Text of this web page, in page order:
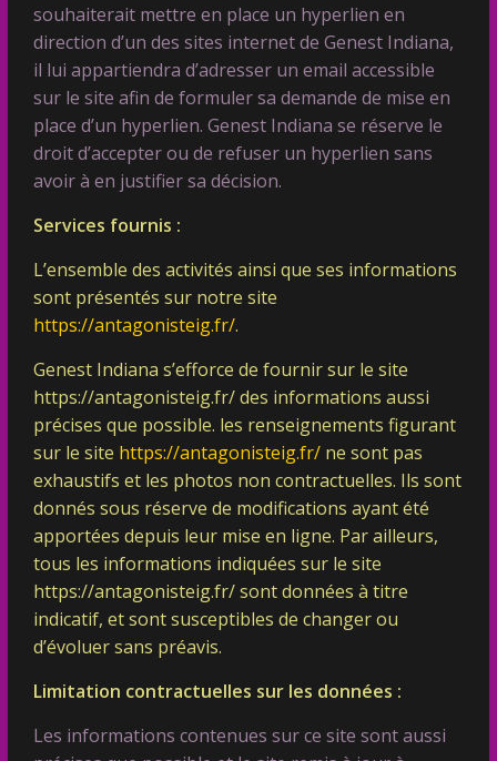
souhaiterait mettre en place un hyperlien en
direction d’un des sites internet de Genest Indiana,
il lui appartiendra d’adresser un email accessible
sur le site afin de formuler sa demande de mise en
place d’un hyperlien. Genest Indiana se réserve le
droit d’accepter ou de refuser un hyperlien sans
avoir à en justifier sa décision.
Services fournis :
L’ensemble des activités ainsi que ses informations
sont présentés sur notre site
https://antagonisteig.fr/.
Genest Indiana s’efforce de fournir sur le site
https://antagonisteig.fr/ des informations aussi
précises que possible. les renseignements figurant
sur le site https://antagonisteig.fr/ne sont pas
exhaustifs et les photos non contractuelles. Ils sont
donnés sous réserve de modifications ayant été
apportées depuis leur mise en ligne. Par ailleurs,
tous les informations indiquées sur le site
https://antagonisteig.fr/sont données à titre
indicatif, et sont susceptibles de changer ou
d’évoluer sans préavis.
Limitation contractuelles sur les données :
Les informations contenues sur ce site sont aussi